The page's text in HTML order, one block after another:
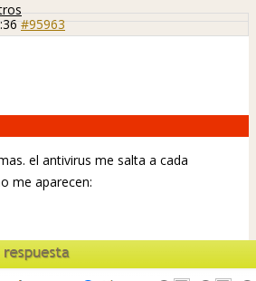
#95963
el antivirus me salta a cada
me aparecen: